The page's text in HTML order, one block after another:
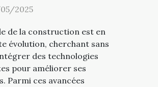
2025
de la construction est en
évolution, cherchant sans
des technologies
pour améliorer ses
Parmi ces avancées